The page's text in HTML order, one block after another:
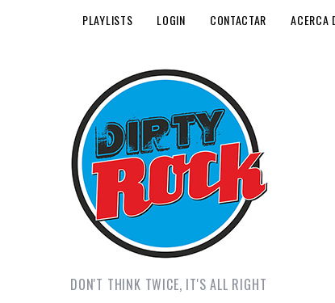
PLAYLISTS LOGIN CONTACTAR ACERCA
DON'T THINK TWICE, IT'S ALL RIGHT